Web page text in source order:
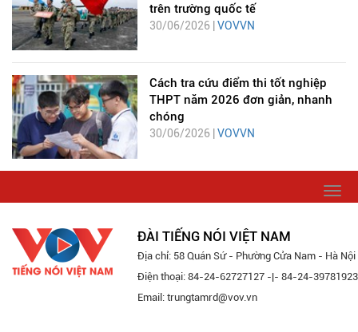
trên trường quốc tế
30/06/2026 | VOVVN
Cách tra cứu điểm thi tốt nghiệp
THPT năm 2026 đơn giản, nhanh
chóng
30/06/2026 | VOVVN
ĐÀI TIẾNG NÓI VIỆT NAM
Địa chỉ: 58 Quán Sứ - Phường Cửa Nam - Hà Nội
Điện thoại: 84-24-62727127 -|- 84-24-39781923
Email: trungtamrd@vov.vn